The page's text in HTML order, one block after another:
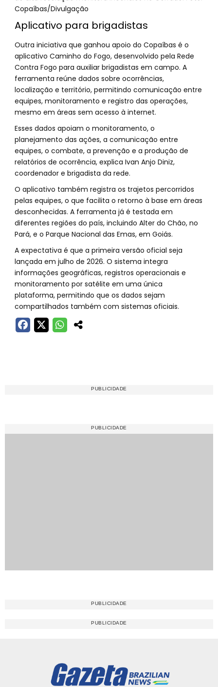
Aplicativo para brigadistas
Outra iniciativa que ganhou apoio do Copaíbas é o
aplicativo Caminho do Fogo, desenvolvido pela Rede
Contra Fogo para auxiliar brigadistas em campo. A
ferramenta reúne dados sobre ocorrências,
localização e território, permitindo comunicação entre
equipes, monitoramento e registro das operações,
mesmo em áreas sem acesso à internet.
Esses dados apoiam o monitoramento, o
planejamento das ações, a comunicação entre
equipes, o combate, a prevenção e a produção de
relatórios de ocorrência, explica Ivan Anjo Diniz,
coordenador e brigadista da rede.
O aplicativo também registra os trajetos percorridos
pelas equipes, o que facilita o retorno à base em áreas
desconhecidas. A ferramenta já é testada em
diferentes regiões do país, incluindo Alter do Chão, no
Pará, e o Parque Nacional das Emas, em Goiás.
A expectativa é que a primeira versão oficial seja
lançada em julho de 2026. O sistema integra
informações geográficas, registros operacionais e
monitoramento por satélite em uma única
plataforma, permitindo que os dados sejam
compartilhados também com sistemas oficiais.